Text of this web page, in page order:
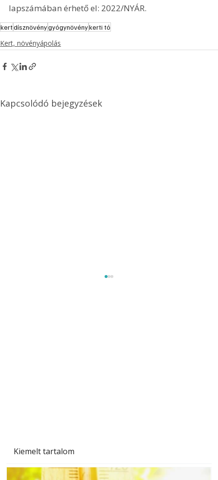
Kiemelt tartalom
lapszámában érhető el: 2022/NYÁR.
kertdísznövénygyógynövénykerti tó
Kert, növényápolás
Kapcsolódó bejegyzések